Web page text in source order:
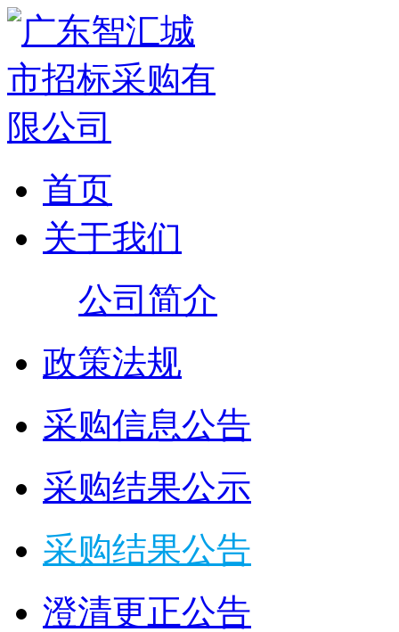
首页
关于我们
公司简介
政策法规
采购信息公告
采购结果公示
采购结果公告
澄清更正公告